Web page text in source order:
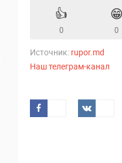
👍
0
😁
0
Источник: rupor.md
Наш телеграм-канал